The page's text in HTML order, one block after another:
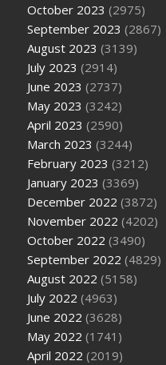
October 2023 (2975)
September 2023 (2867)
August 2023 (3139)
July 2023 (2914)
June 2023 (2737)
May 2023 (3242)
April 2023 (2590)
March 2023 (3244)
February 2023 (3212)
January 2023 (3369)
December 2022 (3872)
November 2022 (4202)
October 2022 (3490)
September 2022 (4829)
August 2022 (5158)
July 2022 (4963)
June 2022 (3628)
May 2022 (1741)
April 2022 (2019)